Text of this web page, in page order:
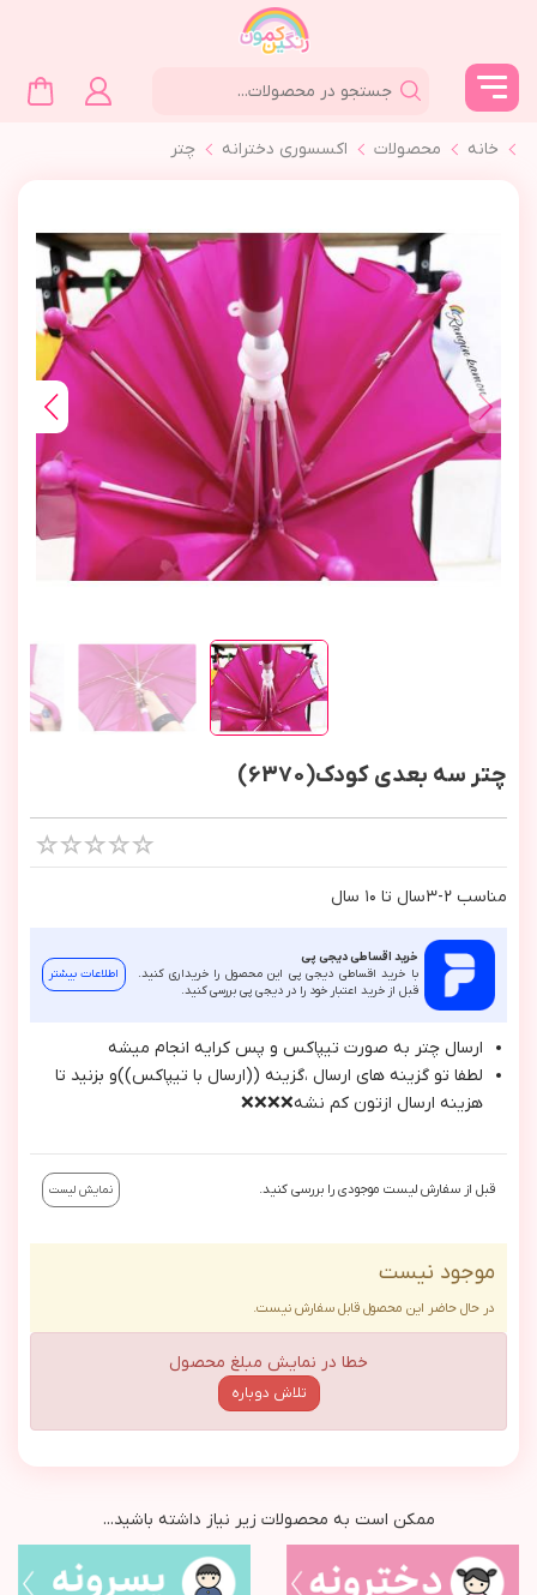
خانه محصولات اکسسوری دخترانه چتر
چتر سه بعدی کودک(6370)
مناسب ٢-٣سال تا ١٠ سال
خرید اقساطی دیجی پی
با خرید اقساطی دیجی پی این محصول را خریداری کنید.
قبل از خرید اعتبار خود را در دیجی پی بررسی کنید.
اطلاعات بیشتر
ارسال چتر به صورت تيپاكس و پس كرايه انجام ميشه
لطفا تو گزينه هاي ارسال ،گزينه ((ارسال با تيپاكس))و بزنيد تا
هزينه ارسال ازتون كم نشه❌❌❌❌
قبل از سفارش لیست موجودی را بررسی کنید. نمایش لیست
موجود نیست
در حال حاضر این محصول قابل سفارش نیست.
خطا در نمایش مبلغ محصول
تلاش دوباره
ممکن است به محصولات زیر نیاز داشته باشید...